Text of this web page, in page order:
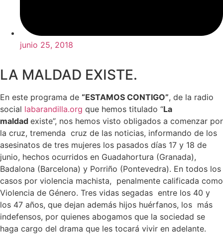
junio 25, 2018
LA MALDAD EXISTE.
En este programa de “ESTAMOS CONTIGO”, de la radio
social labarandilla.org que hemos titulado “La
maldad existe”, nos hemos visto obligados a comenzar por
la cruz, tremenda cruz de las noticias, informando de los
asesinatos de tres mujeres los pasados días 17 y 18 de
junio, hechos ocurridos en Guadahortura (Granada),
Badalona (Barcelona) y Porriño (Pontevedra). En todos los
casos por violencia machista, penalmente calificada como
Violencia de Género. Tres vidas segadas entre los 40 y
los 47 años, que dejan además hijos huérfanos, los más
indefensos, por quienes abogamos que la sociedad se
haga cargo del drama que les tocará vivir en adelante.